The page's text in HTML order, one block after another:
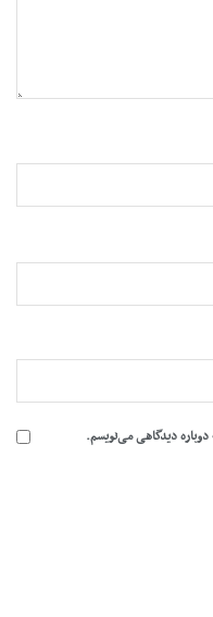
دوباره دیدگاهی می‌نویسم.